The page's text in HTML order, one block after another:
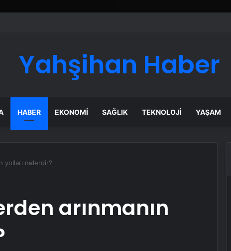
Dijital Taşımacılık Yazılımı
Yahşihan Haber
HABER EKONOMI SAĞLIK TEKNOLOJI YAŞAM
yolları nelerdir?
arınmanın